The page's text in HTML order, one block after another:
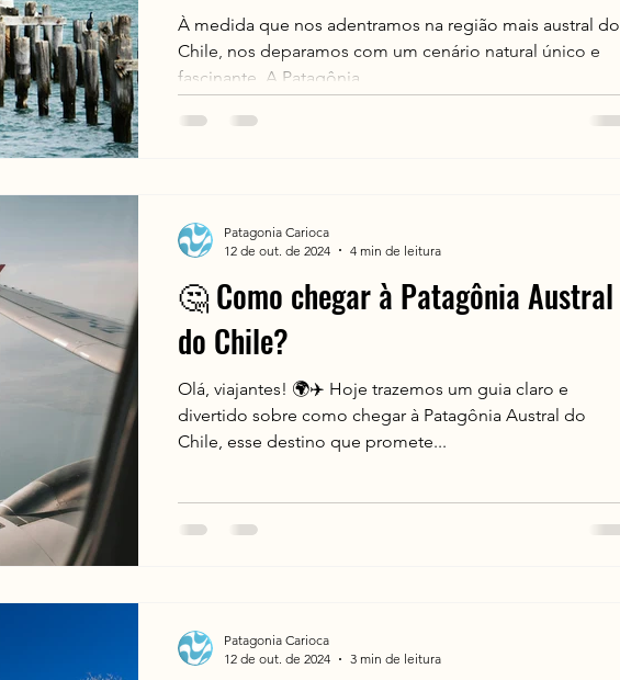
À medida que nos adentramos na região mais austral do
Chile, nos deparamos com um cenário natural único e
fascinante. A Patagônia...
🤔 Como chegar à Patagônia Austral
do Chile?
Olá, viajantes! 🌍✈️ Hoje trazemos um guia claro e
divertido sobre como chegar à Patagônia Austral do
Chile, esse destino que promete...
Patagonia Carioca
12 de out. de 2024
4 min de leitura
Patagonia Carioca
12 de out. de 2024
3 min de leitura